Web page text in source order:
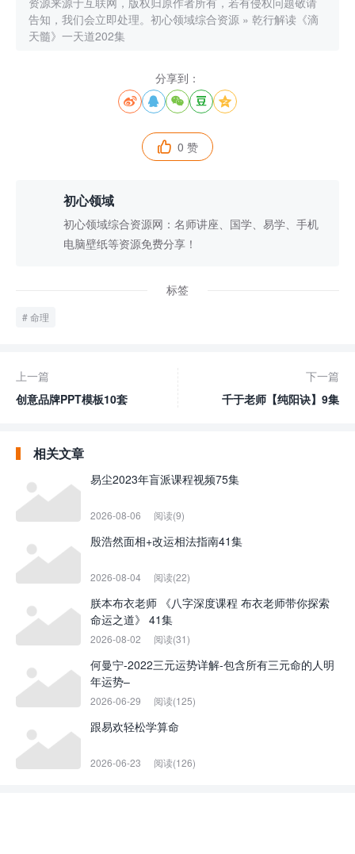
告知，我们会立即处理。 初心领域综合资源 » 乾行解读《滴
天髓》一天道202集
分享到：
    
 0 赞
初心领域
初心领域综合资源网：名师讲座、国学、易学、手机
电脑壁纸等资源免费分享！
标签
命理
上一篇
创意品牌PPT模板10套
下一篇
千于老师【纯阳诀】9集
相关文章
易尘2023年盲派课程视频75集
2026-08-06 阅读(9)
殷浩然面相+改运相法指南41集
2026-08-04 阅读(22)
朕本布衣老师 《八字深度课程 布衣老师带你探索
命运之道》 41集
2026-08-02 阅读(31)
何曼宁-2022三元运势详解-包含所有三元命的人明
年运势–
2026-06-29 阅读(125)
跟易欢轻松学算命
2026-06-23 阅读(126)